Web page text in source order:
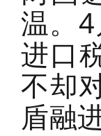
温。
进口
不却
盾融